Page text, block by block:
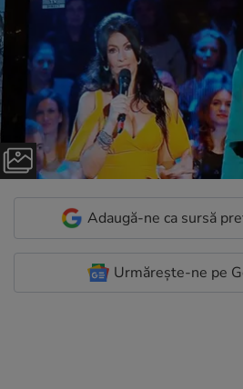
Adaugă-ne ca sursă
Urmărește-ne pe